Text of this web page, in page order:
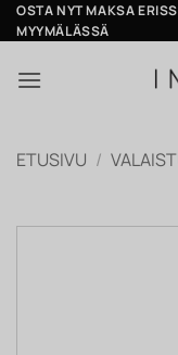
Skip
to
OSTA NYT MAKSA
MYYMÄLÄSSÄ
ETUSIVU /